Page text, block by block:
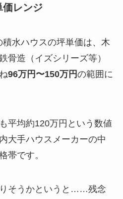
価レンジ
水ハウスの坪単価は、木
骨造（イズシリーズ等）
96万円〜150万円の範囲に
平均約120万円という数値
大手ハウスメーカーの中
帯です。
そうかというと……残念